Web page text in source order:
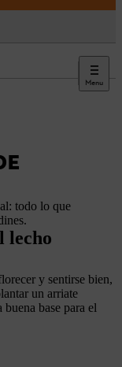
Menu
todo lo que
.
lecho
y sentirse bien,
un arriate
base para el